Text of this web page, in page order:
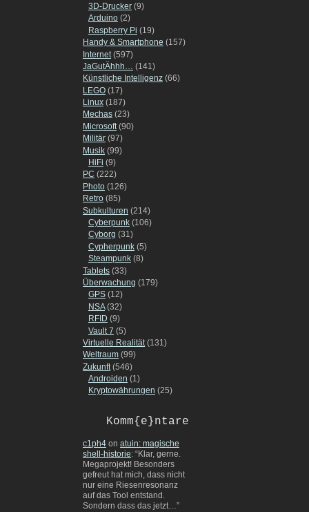
3D-Drucker (9)
Arduino (2)
Raspberry Pi (19)
Handy & Smartphone (157)
Internet (597)
JaGutÄhhh… (141)
Künstliche Intelligenz (66)
LEGO (17)
Linux (187)
Mechas (23)
Microsoft(90)
Militär (97)
Musik (99)
HiFi (9)
PC (222)
Photo (126)
Retro (85)
Subkulturen (214)
Cyberpunk (106)
Cyborg (31)
Cypherpunk (5)
Steampunk (8)
Tablets (33)
Überwachung (179)
GPS (12)
NSA(32)
RFID (9)
Vault 7 (5)
Virtuelle Realität(131)
Weltraum (99)
Zukunft (546)
Androiden (1)
Kryptowährungen (25)
Komm{e}ntare
c1ph4 on atuin: magische
shell-historie: “Klar, gerne.
Megaprojekt! Besonders
gefreut hat mich, dass nicht
nur eine Riesenresonanz
auf das Tool entstand.
Sondern dass das jetzt…”